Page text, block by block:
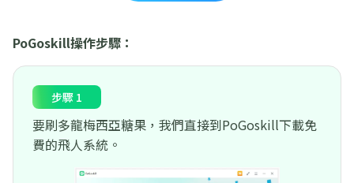
PoGoskill操作步驟：
步驟 1
要刷多龍梅西亞糖果，我們直接到PoGoskill下載免
費的飛人系統。